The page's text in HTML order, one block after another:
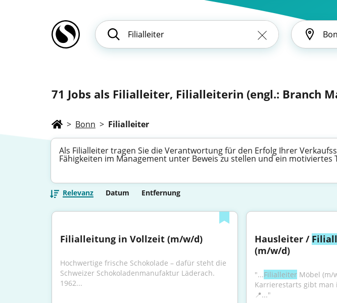
71 Jobs als Filialleiter, Filialleiterin (engl.: Branch
> Bonn > Filialleiter
Als Filialleiter tragen Sie die Verantwortung für den Erfolg Ihrer
Fähigkeiten im Management unter Beweis zu stellen und ein motiviertes
Relevanz Datum Entfernung
Filialleitung in Vollzeit (m/w/d)
Hochwertige frische Schokolade – dafür steht die
Schweizer Schokoladenmanufaktur Läderach.
1962...
Hausleiter /
(m/w/d)
"...Filialleiter Möbel (m/
Karrierestarts gibt man
📍..."